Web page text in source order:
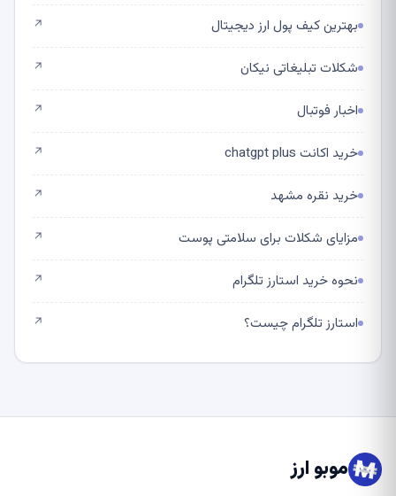
بهترین کیف پول ارز دیجیتال ↗
شکلات تبلیغاتی نیکان ↗
اخبار فوتبال ↗
خرید اکانت chatgpt plus ↗
خرید نقره مشهد ↗
مزایای شکلات برای سلامتی پوست ↗
نحوه خرید استارز تلگرام ↗
استارز تلگرام چیست؟ ↗
موبو ارز